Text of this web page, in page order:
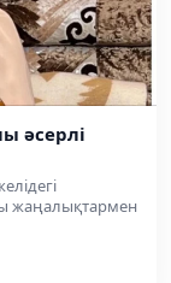
әсерлі
жаңалықтармен